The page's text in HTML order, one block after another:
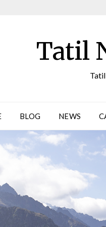
Tatil
BLOG NEWS